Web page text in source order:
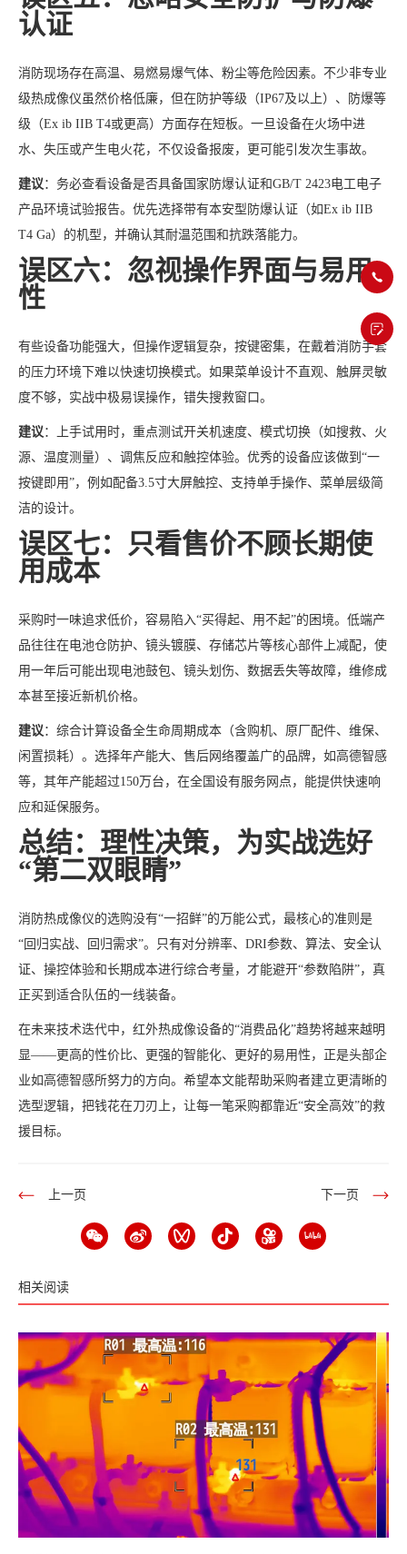
认证
消防现场存在高温、易燃易爆气体、粉尘等危险因素。不少非专业
级热成像仪虽然价格低廉，但在防护等级（IP67及以上）、防爆等
级（Ex ib IIB T4或更高）方面存在短板。一旦设备在火场中进
水、失压或产生电火花，不仅设备报废，更可能引发次生事故。
建议：务必查看设备是否具备国家防爆认证和GB/T 2423电工电子
产品环境试验报告。优先选择带有本安型防爆认证（如Ex ib IIB
T4 Ga）的机型，并确认其耐温范围和抗跌落能力。
误区六：忽视操作界面与易用
性
有些设备功能强大，但操作逻辑复杂，按键密集，在戴着消防手套
的压力环境下难以快速切换模式。如果菜单设计不直观、触屏灵敏
度不够，实战中极易误操作，错失搜救窗口。
建议：上手试用时，重点测试开关机速度、模式切换（如搜救、火
源、温度测量）、调焦反应和触控体验。优秀的设备应该做到“一
按键即用”，例如配备3.5寸大屏触控、支持单手操作、菜单层级简
洁的设计。
误区七：只看售价不顾长期使
用成本
采购时一味追求低价，容易陷入“买得起、用不起”的困境。低端产
品往往在电池仓防护、镜头镀膜、存储芯片等核心部件上减配，使
用一年后可能出现电池鼓包、镜头划伤、数据丢失等故障，维修成
本甚至接近新机价格。
建议：综合计算设备全生命周期成本（含购机、原厂配件、维保、
闲置损耗）。选择年产能大、售后网络覆盖广的品牌，如高德智感
等，其年产能超过150万台，在全国设有服务网点，能提供快速响
应和延保服务。
总结：理性决策，为实战选好
“第二双眼睛”
消防热成像仪的选购没有“一招鲜”的万能公式，最核心的准则是
“回归实战、回归需求”。只有对分辨率、DRI参数、算法、安全认
证、操控体验和长期成本进行综合考量，才能避开“参数陷阱”，真
正买到适合队伍的一线装备。
在未来技术迭代中，红外热成像设备的“消费品化”趋势将越来越明
显——更高的性价比、更强的智能化、更好的易用性，正是头部企
业如高德智感所努力的方向。希望本文能帮助采购者建立更清晰的
选型逻辑，把钱花在刀刃上，让每一笔采购都靠近“安全高效”的救
援目标。
上一页 下一页
相关阅读